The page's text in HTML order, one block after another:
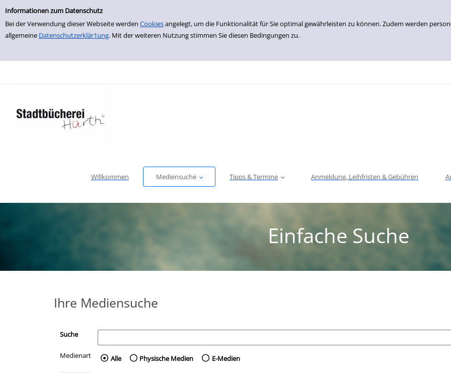
Einfache Suche
Informationen zum Datenschutz
Bei der Verwendung dieser Webseite werden Cookiesangelegt, um die Funktionalität für Sie optimal gewährleisten zu können. Zudem werden
allgemeine Datenschutzerklär1ung. Mit der weiteren Nutzung stimmen Sie diesen Bedingungen zu.
zur Navigation springen
zum Inhalt springen
Zu den Suchfiltern springen
Zur Trefferliste springen
Willkommen Mediensuche Tipps & Termine Anmeldung, Leihfristen & Gebühren
Einfache Suche
Ihre Mediensuche
Suche
Medienart Wählen Sie die Medienart nach der Sie suchen wollen.
Alle Physische Medien E-Medien